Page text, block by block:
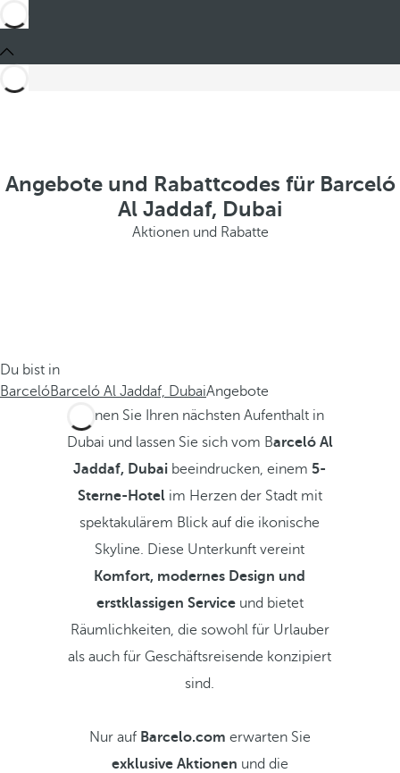
Angebote und Rabattcodes für Barceló
Al Jaddaf, Dubai
Aktionen und Rabatte
Du bist in
BarcelóBarceló Al Jaddaf, DubaiAngebote
Planen Sie Ihren nächsten Aufenthalt in
Dubai und lassen Sie sich vom Barceló Al
Jaddaf, Dubai beeindrucken, einem5-
Sterne-Hotel im Herzen der Stadt mit
spektakulärem Blick auf die ikonische
Skyline. Diese Unterkunft vereint
Komfort, modernes Design und
erstklassigen Serviceund bietet
Räumlichkeiten, die sowohl für Urlauber
als auch für Geschäftsreisende konzipiert
sind.
Nur auf Barcelo.com erwarten Sie
exklusive Aktionen und die